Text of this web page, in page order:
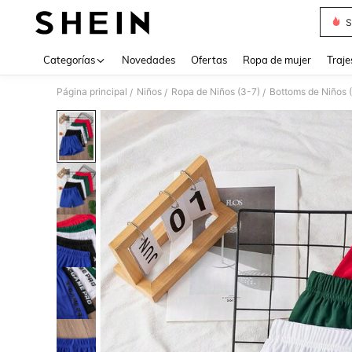
Categorías Novedades Ofertas Ropa de mujer
Página principal / Niños / Ropa de Niños (3-7) / Bottoms de Niños